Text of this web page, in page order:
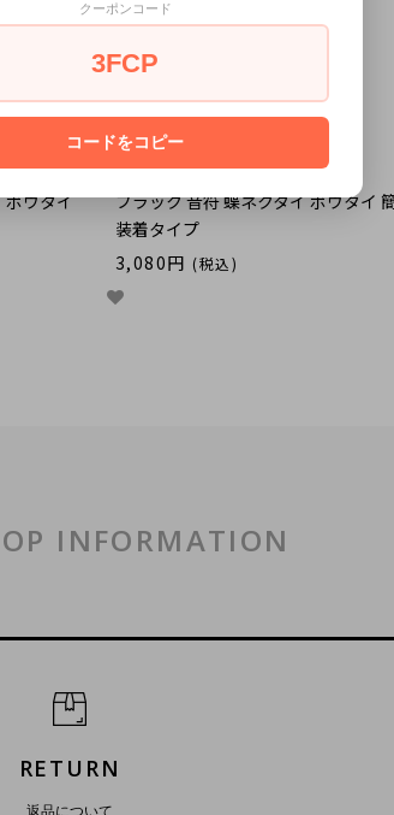
ボウタイ
ブラック 音符 蝶ネクタイ ボウタイ
装着タイプ
3,080円 (税込)
INFORMATION
RETURN
返品について
クーポンコード
3FCP
コードをコピー